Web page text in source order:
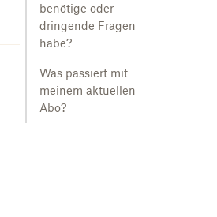
benötige oder
dringende Fragen
habe?
Was passiert mit
meinem aktuellen
Abo?